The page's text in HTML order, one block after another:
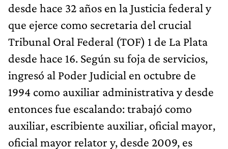
desde hace 32 años en la Justicia federal y
que ejerce como secretaria del crucial
Tribunal Oral Federal (TOF) 1 de La Plata
desde hace 16. Según su foja de servicios,
ingresó al Poder Judicial en octubre de
1994 como auxiliar administrativa y desde
entonces fue escalando: trabajó como
auxiliar, escribiente auxiliar, oficial mayor,
oficial mayor relator y, desde 2009, es